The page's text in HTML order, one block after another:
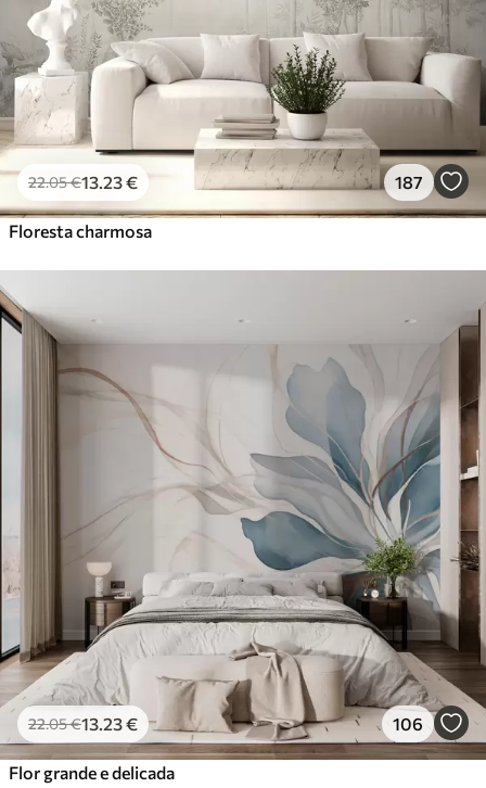
22.05€13 .23€ 187
Floresta charmosa
22.05€13 .23€ 106
Flor grande e delicada